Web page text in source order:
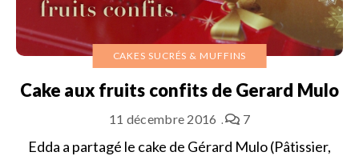
CAKES SUCRÉS & MUFFINS
Cake aux fruits confits de Gerard Mulo
11 décembre 2016 7
Edda a partagé le cake de Gérard Mulo (Pâtissier,